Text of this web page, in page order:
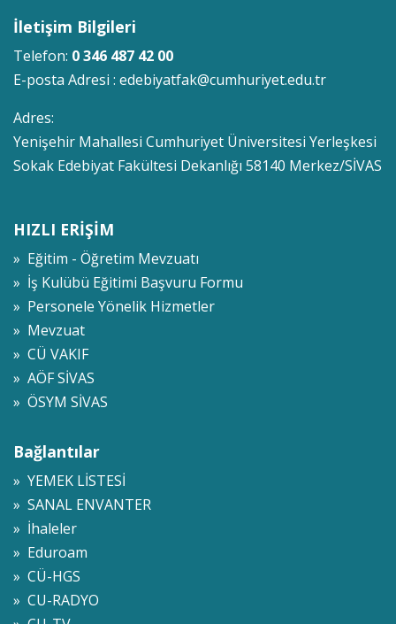
İletişim Bilgileri
Telefon: 0 346 487 42 00
E-posta Adresi : edebiyatfak@cumhuriyet.edu.tr
Adres:
Yenişehir Mahallesi Cumhuriyet Üniversitesi Yerleşkesi
Sokak Edebiyat Fakültesi Dekanlığı 58140 Merkez/SİVAS
HIZLI ERİŞİM
» Eğitim - Öğretim Mevzuatı
» İş Kulübü Eğitimi Başvuru Formu
» Personele Yönelik Hizmetler
» Mevzuat
» CÜ VAKIF
» AÖF SİVAS
» ÖSYM SİVAS
Bağlantılar
» YEMEK LİSTESİ
» SANAL ENVANTER
» İhaleler
» Eduroam
» CÜ-HGS
» CU-RADYO